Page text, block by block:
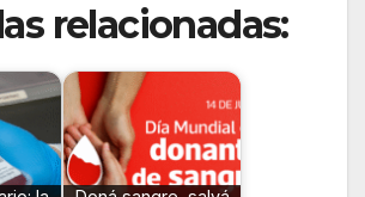
relacionadas: